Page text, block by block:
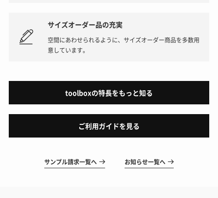
サイズオーダー品の充実
空間にあわせられるように、サイズオーダー商品を多数用
意しています。
toolboxの特長をもっと知る
ご利用ガイドを見る
サンプル請求一覧へ お知らせ一覧へ